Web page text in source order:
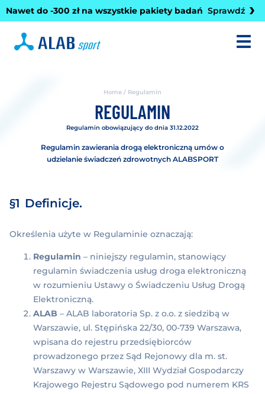
Nawet do -300 zł na wszystkie pakiety badań Sprawdź
Home / Regulamin
REGULAMIN
Regulamin obowiązujący do dnia 31.12.2022
Regulamin zawierania drogą elektroniczną umów o
udzielanie świadczeń zdrowotnych ALABSPORT
Definicje.
Określenia użyte w Regulaminie oznaczają:
Regulamin – niniejszy regulamin, stanowiący
regulamin świadczenia usług droga elektroniczną
w rozumieniu Ustawy o Świadczeniu Usług Drogą
Elektroniczną.
ALAB – ALAB laboratoria Sp. z o.o. z siedzibą w
Warszawie, ul. Stępińska 22/30, 00-739 Warszawa,
wpisana do rejestru przedsiębiorców
prowadzonego przez Sąd Rejonowy dla m. st.
Warszawy w Warszawie, XIII Wydział Gospodarczy
Krajowego Rejestru Sądowego pod numerem KRS